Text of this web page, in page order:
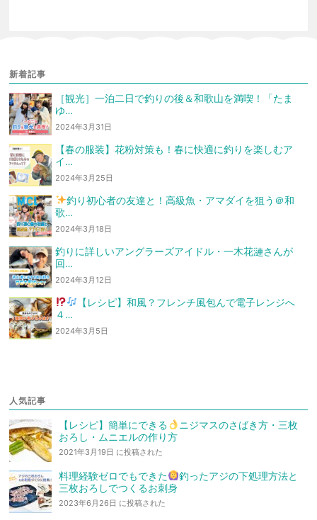
新着記事
［観光］一泊二日で釣りの後＆和歌山を満喫！「たま
ゆ…
2024年3月31日
【春の服装】花粉対策も！春に快適に釣りを楽しむア
イ…
2024年3月25日
釣り初心者の友達と！高級魚・アマダイを狙う ＠和
歌…
2024年3月18日
釣りに詳しいアングラーズアイドル・一木花漣さんが
回…
2024年3月12日
【レシピ】和風？フレンチ風包んで電子レンジへ
４…
2024年3月5日
人気記事
【レシピ】簡単にできる
ニジマスのさばき方・三枚
おろし・ムニエルの作り方
2021年3月19日 に投稿された
料理経験ゼロでもできた
釣ったアジの下処理方法と
三枚おろしでつくるお刺身
2023年6月26日 に投稿された